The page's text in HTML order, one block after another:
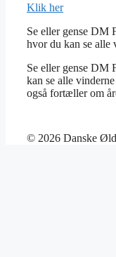
Klik her
Se eller gense DM
hvor du kan se alle
Se eller gense DM
kan se alle
også fortæller om
© 2026 Danske